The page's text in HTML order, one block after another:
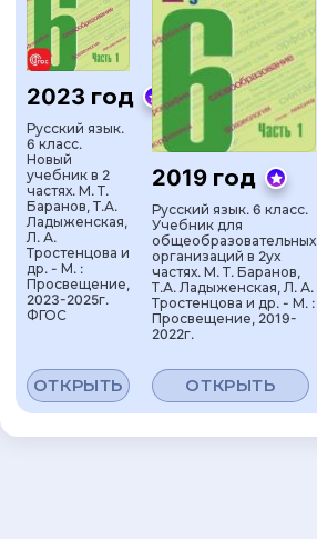
2023 год
Русский язык.
6 класс.
Новый
учебник в 2
частях. М. Т.
Баранов, Т.А.
Ладыженская,
Л. А.
Тростенцова и
др. - М. :
Просвещение,
2023-2025г.
ФГОС
ОТКРЫТЬ
2019 год
Русский язык. 6 класс.
Учебник для
общеобразовательных
организаций в 2ух
частях. М. Т. Баранов,
Т.А. Ладыженская, Л. А.
Тростенцова и др. - М. :
Просвещение, 2019-
2022г.
ОТКРЫТЬ